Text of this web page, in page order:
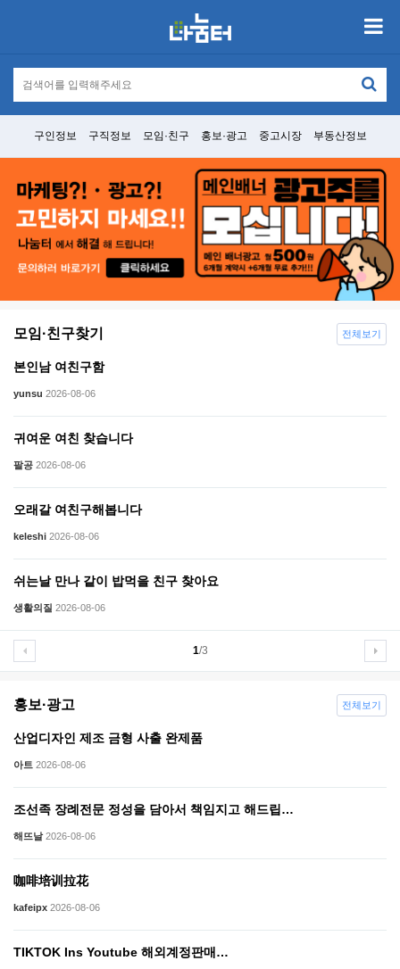
구인정보 구직정보 모임·친구 홍보·광고 중고시장 부동산정보
모임·친구찾기
본인남 여친구함
yunsu 2026-08-06
귀여운 여친 찾습니다
팔공 2026-08-06
오래갈 여친구해봅니다
keleshi 2026-08-06
쉬는날 만나 같이 밥먹을 친구 찾아요
생활의질 2026-08-06
1/3
전체보기
홍보·광고
산업디자인 제조 금형 사출 완제품
아트 2026-08-06
조선족 장례전문 정성을 담아서 책임지고 해드립…
해뜨날 2026-08-06
咖啡培训拉花
kafeipx 2026-08-06
TIKTOK Ins Youtube 해외계정판매…
전체보기